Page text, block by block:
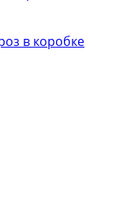
в коробке